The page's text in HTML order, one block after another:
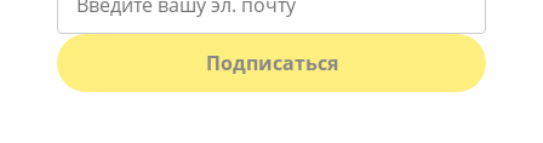
Подписаться